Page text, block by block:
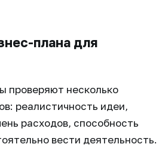
плана для
проверяют несколько
реалистичность идеи,
расходов, способность
вести деятельность.